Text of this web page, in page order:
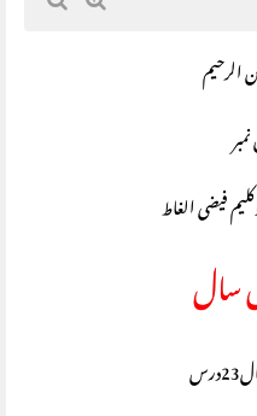
الرحیم
فیضی الغاط
سال